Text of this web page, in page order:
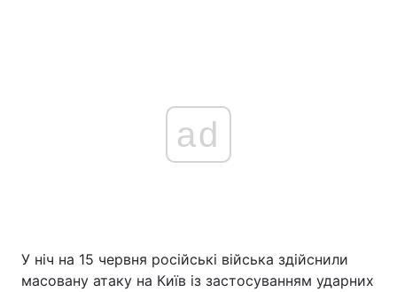
Головна Війна
ad
У ніч на 15 червня російські війська здійснили
масовану атаку на Київ із застосуванням ударних